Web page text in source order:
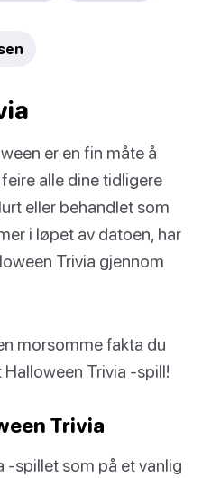
er en fin måte å
alle dine tidligere
eller behandlet som
i løpet av datoen, har
Trivia gjennom
morsomme fakta du
Trivia -spill!
Trivia
-spillet som på et vanlig